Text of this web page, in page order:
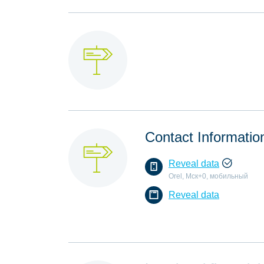
Contact
Reveal data
Orel, Мск+0, мобильный
Reveal data